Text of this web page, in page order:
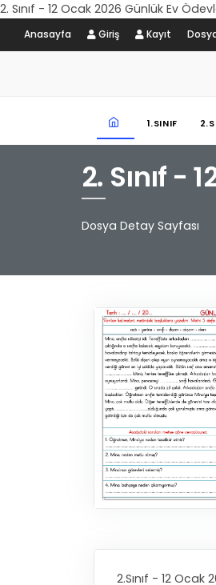
2. Sınıf - 12 Ocak 2026 Günlük Ev
Anasayfa Giriş Kayıt
1.SINIF
2. Sınıf -
Dosya Detay Sayfası
2.Sınıf - 12 Ocak